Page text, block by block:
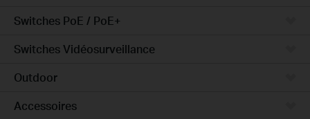
Switches PoE / PoE+
Switches Vidéosurveillance
Outdoor
Accessoires